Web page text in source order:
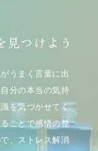
見つけよう
うまく言葉に出
分の本当の気持
を気づかせてく
ことで感情の整
、ストレス解消